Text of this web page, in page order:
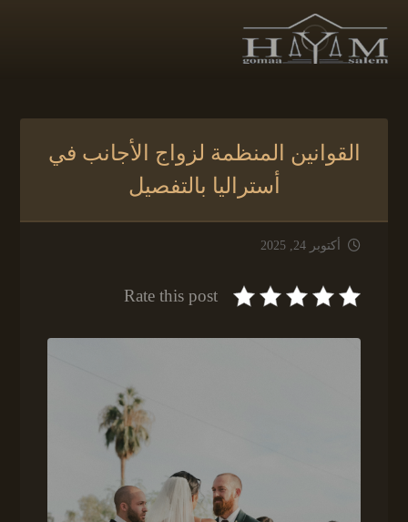
القوانين المنظمة لزواج الأجانب في
أستراليا بالتفصيل
أكتوبر 24, 2025
Rate this post